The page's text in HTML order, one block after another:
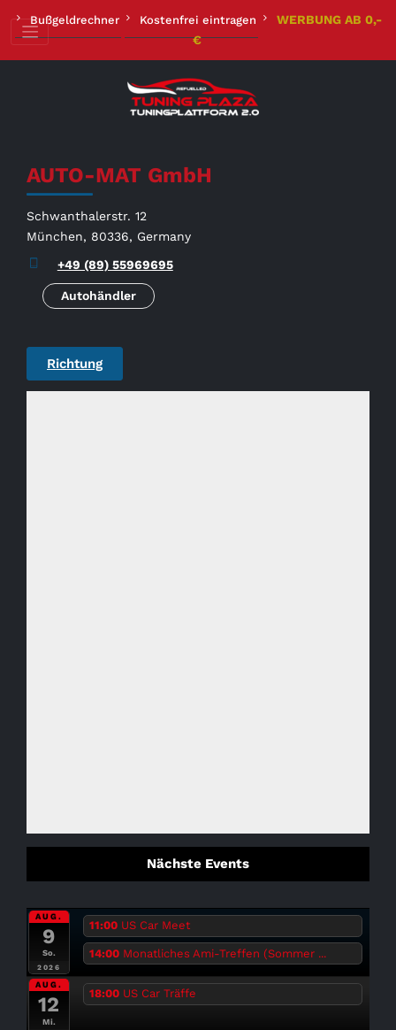
Inhalt
springen
Bußgeldrechner Kostenfrei eintragen
WERBUNG AB 0,-
€
AUTO-MAT GmbH
Schwanthalerstr. 12
München, 80336, Germany
+49 (89) 55969695
Autohändler
Richtung
Nächste Events
AUG.
9
So.
2026
11:00 US Car Meet
14:00 Monatliches Ami-Treffen (Sommer ...
AUG.
12
Mi.
18:00 US Car Träffe